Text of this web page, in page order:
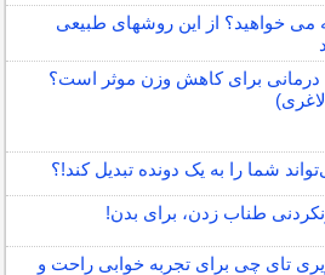
می خواهید؟ از این روشهای طبیعی
درمانی برای کاهش وزن موثر است؟
شما را به یک دونده تبدیل کند!؟
تای چی برای تجربه خوابی راحت و